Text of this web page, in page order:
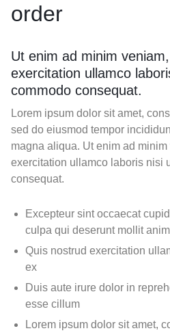
order
Ut enim ad minim
exercitation ullamco
commodo consequat.
Lorem ipsum dolor sit amet,
sed do eiusmod tempor
magna aliqua. Ut enim ad
exercitation ullamco laboris nisi
consequat.
Excepteur sint occaecat
culpa qui deserunt mollit
Quis nostrud exercitation
ex
Duis aute irure dolor in
esse cillum
Lorem ipsum dolor sit amet,